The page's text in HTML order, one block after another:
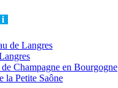
de Langres
Champagne en Bourgogne
la Petite Saône